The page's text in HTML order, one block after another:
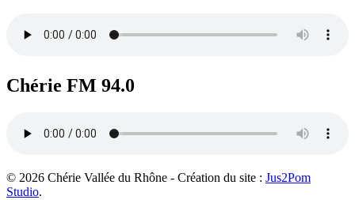
Chérie FM 94.0
© 2026 Chérie Vallée du Rhône - Création du site : Jus2Pom
Studio.